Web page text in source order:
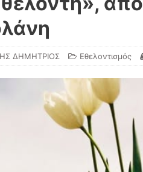
ΔΗΜΗΤΡΙΟΣ Εθελοντισμός